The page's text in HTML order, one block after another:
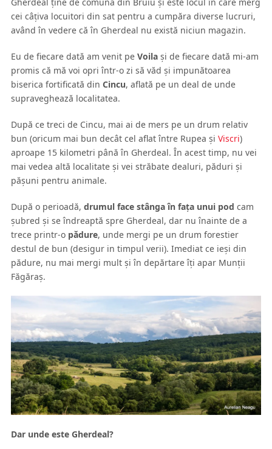
Gherdeal ţine de comuna din Bruiu şi este locul în care merg
cei câţiva locuitori din sat pentru a cumpăra diverse lucruri,
având în vedere că în Gherdeal nu există niciun magazin.
Eu de fiecare dată am venit pe Voilaşi de fiecare dată mi-am
promis că mă voi opri într-o zi să văd şi impunătoarea
biserica fortificată din Cincu, aflată pe un deal de unde
supraveghează localitatea.
După ce treci de Cincu, mai ai de mers pe un drum relativ
bun (oricum mai bun decât cel aflat între Rupea şi Viscri)
aproape 15 kilometri până în Gherdeal. În acest timp, nu vei
mai vedea altă localitate şi vei străbate dealuri, păduri şi
păşuni pentru animale.
După o perioadă, drumul face stânga în faţa unui pod cam
şubred şi se îndreaptă spre Gherdeal, dar nu înainte de a
trece printr-o pădure, unde mergi pe un drum forestier
destul de bun (desigur in timpul verii). Imediat ce ieşi din
pădure, nu mai mergi mult şi în depărtare îţi apar Munţii
Făgăraş.
Dar unde este Gherdeal?